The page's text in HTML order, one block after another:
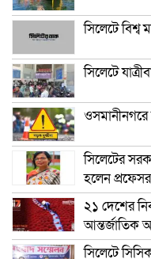
সিলেটে বিশ্ব
সিলেটে
সিলেটের
হলেন
২১ দেশের
আন্তর্জাতিক
সিলেটে